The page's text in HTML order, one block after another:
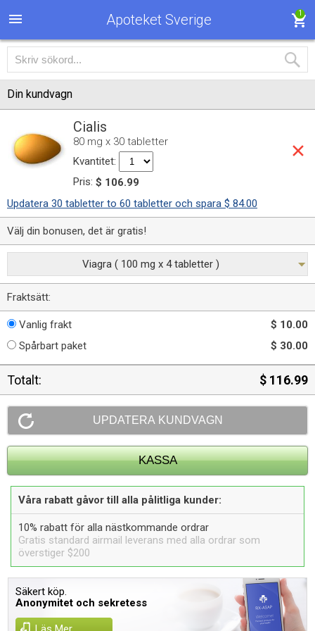
Apoteket Sverige 1
Din kundvagn
Cialis
80 mg x 30 tabletter
Kvantitet:
Pris: $ 106.99
Updatera 30 tabletter to 60 tabletter och spara $ 84.00
Välj din bonusen, det är gratis!
Viagra ( 100 mg x 4 tabletter )
Fraktsätt:
Vanlig frakt
$ 10.00
Spårbart paket
$ 30.00
Totalt: $ 116.99
Våra rabatt gåvor till alla pålitliga kunder:
10% rabatt för alla nästkommande ordrar
Gratis standard airmail leverans med alla ordrar som
överstiger $200
Säkert köp.
Anonymitet och sekretess